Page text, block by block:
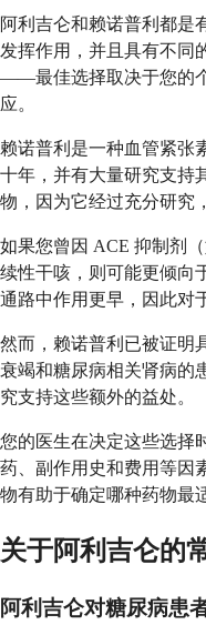
阿利吉仑和赖诺普利都是
发挥作用，并且具有不同
——最佳选择取决于您的
应。
赖诺普利是一种血管紧张
十年，并有大量研究支持
物，因为它经过充分研究
如果您曾因 ACE 抑制剂
续性干咳，则可能更倾向
通路中作用更早，因此对
然而，赖诺普利已被证明
衰竭和糖尿病相关肾病的
究支持这些额外的益处。
您的医生在决定这些选择
药、副作用史和费用等因
物有助于确定哪种药物最
关于阿利吉仑的
阿利吉仑对糖尿病患